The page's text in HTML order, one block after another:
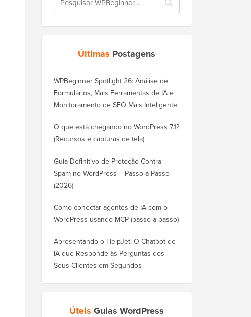
Últimas Postagens
WPBeginner Spotlight 26: Análise de
Formulários, Mais Ferramentas de IA e
Monitoramento de SEO Mais Inteligente
O que está chegando no WordPress 7.1?
(Recursos e capturas de tela)
Guia Definitivo de Proteção Contra
Spam no WordPress – Passo a Passo
(2026)
Como conectar agentes de IA com o
WordPress usando MCP (passo a passo)
Apresentando o HelpJet: O Chatbot de
IA que Responde às Perguntas dos
Seus Clientes em Segundos
Úteis Guias WordPress